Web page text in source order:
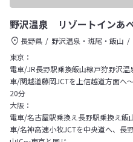
野沢温泉 リゾートインあ
長野県 野沢温泉・斑尾・飯山
東京：
電車/JR長野駅乗換飯山線戸狩野沢
車/関越道藤岡JCTを上信越道方面
20分
大阪：
電車/名古屋駅乗換え長野駅乗換え
車/名神高速小牧JCTを中央道へ、長